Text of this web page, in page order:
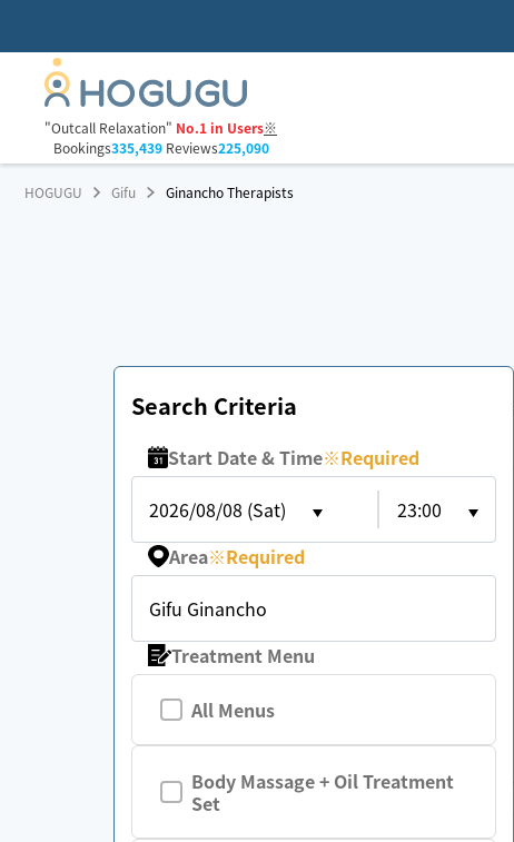
"Outcall Relaxation" No.1 in Users※
Bookings335,439Reviews225,090
HOGUGU Gifu Ginancho Therapists
Search Criteria
Start Date & Time※Required
2026/08/08 (Sat)
23:00
Area※Required
Gifu Ginancho
Treatment Menu
All Menus
Body Massage + Oil Treatment
Set